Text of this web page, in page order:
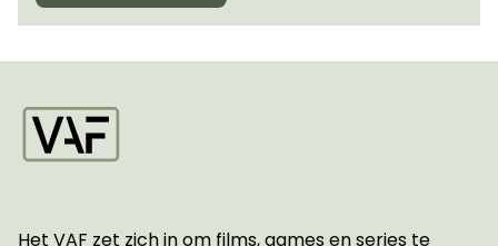
Het VAF zet zich in om films, games en series te